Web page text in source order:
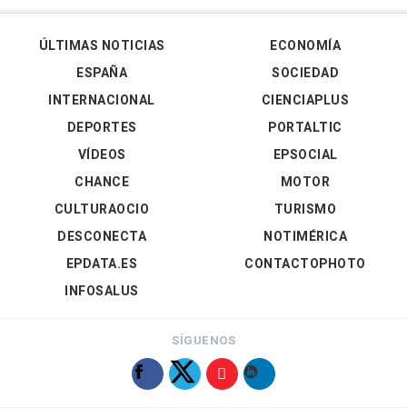
ÚLTIMAS NOTICIAS
ESPAÑA
INTERNACIONAL
DEPORTES
VÍDEOS
ECONOMÍA
SOCIEDAD
CIENCIAPLUS
PORTALTIC
EPSOCIAL
CHANCE
CULTURAOCIO
DESCONECTA
EPDATA.ES
INFOSALUS
MOTOR
TURISMO
NOTIMÉRICA
CONTACTOPHOTO
SÍGUENOS